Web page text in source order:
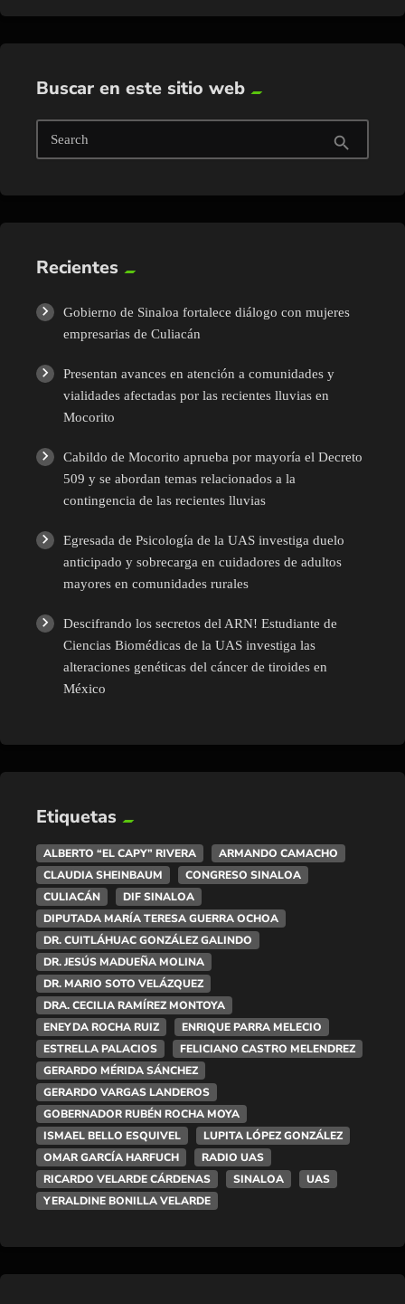
Buscar en este sitio web
Search search
Recientes
Gobierno de Sinaloa fortalece diálogo con mujeres
empresarias de Culiacán
Presentan avances en atención a comunidades y
vialidades afectadas por las recientes lluvias en
Mocorito
Cabildo de Mocorito aprueba por mayoría el Decreto
509 y se abordan temas relacionados a la
contingencia de las recientes lluvias
Egresada de Psicología de la UAS investiga duelo
anticipado y sobrecarga en cuidadores de adultos
mayores en comunidades rurales
Descifrando los secretos del ARN! Estudiante de
Ciencias Biomédicas de la UAS investiga las
alteraciones genéticas del cáncer de tiroides en
México
Etiquetas
ALBERTO “EL CAPY” RIVERA
ARMANDO CAMACHO
CLAUDIA SHEINBAUM
CONGRESO SINALOA
CULIACÁN
DIF SINALOA
DIPUTADA MARÍA TERESA GUERRA OCHOA
DR. CUITLÁHUAC GONZÁLEZ GALINDO
DR. JESÚS MADUEÑA MOLINA
DR. MARIO SOTO VELÁZQUEZ
DRA. CECILIA RAMÍREZ MONTOYA
ENEYDA ROCHA RUIZ
ENRIQUE PARRA MELECIO
ESTRELLA PALACIOS
FELICIANO CASTRO MELENDREZ
GERARDO MÉRIDA SÁNCHEZ
GERARDO VARGAS LANDEROS
GOBERNADOR RUBÉN ROCHA MOYA
ISMAEL BELLO ESQUIVEL
LUPITA LÓPEZ GONZÁLEZ
OMAR GARCÍA HARFUCH
RADIO UAS
RICARDO VELARDE CÁRDENAS
SINALOA
UAS
YERALDINE BONILLA VELARDE